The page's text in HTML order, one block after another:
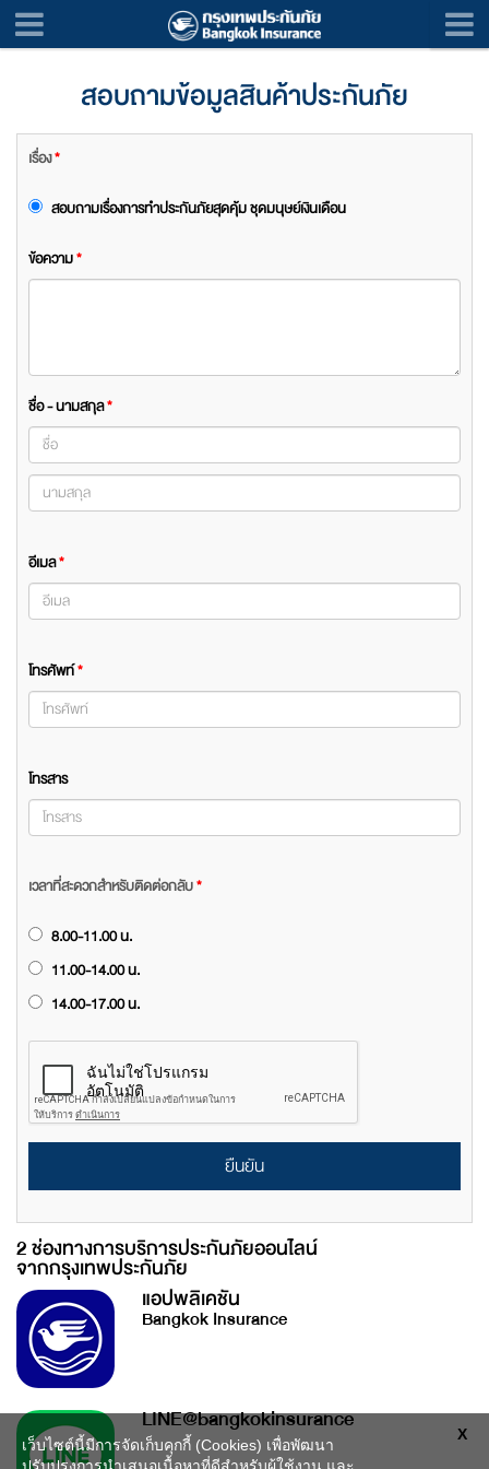
สอบถามข้อมูลสินค้าประกันภัย
เรื่อง*
สอบถามเรื่องการทำประกันภัยสุดคุ้ม ชุดมนุษย์เงินเดือน
ข้อความ*
ชื่อ - นามสกุล*
อีเมล*
โทรศัพท์*
โทรสาร
เวลาที่สะดวกสำหรับติดต่อกลับ*
8.00-11.00 น.
11.00-14.00 น.
14.00-17.00 น.
ยืนยัน
2 ช่องทางการบริการประกันภัยออนไลน์
จากกรุงเทพประกันภัย
แอปพลิเคชัน
Bangkok Insurance
LINE@bangkokinsurance X
เว็บไซต์นี้มีการจัดเก็บคุกกี้ (Cookies) เพื่อพัฒนา